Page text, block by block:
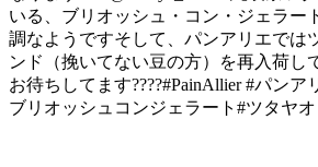
いる、ブリオッシュ・コン・ジェラー
調なようですそして、パンアリエでは
ンド（挽いてない豆の方）を再入荷し
お待ちしてます????#PainAllier #パンア
ブリオッシュコンジェラート#ツタヤ